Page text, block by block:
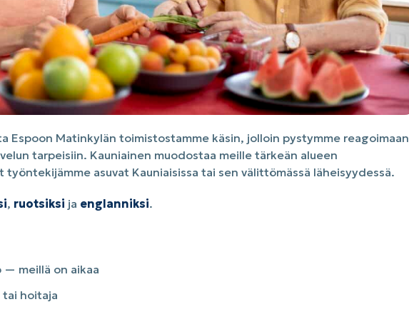
Espoon Matinkylän toimistostamme käsin, jolloin pystymme reagoimaan
tarpeisiin. Kauniainen muodostaa meille tärkeän alueen
työntekijämme asuvat Kauniaisissa tai sen välittömässä läheisyydessä.
, ruotsiksi ja englanniksi.
meillä on aikaa
tai hoitaja